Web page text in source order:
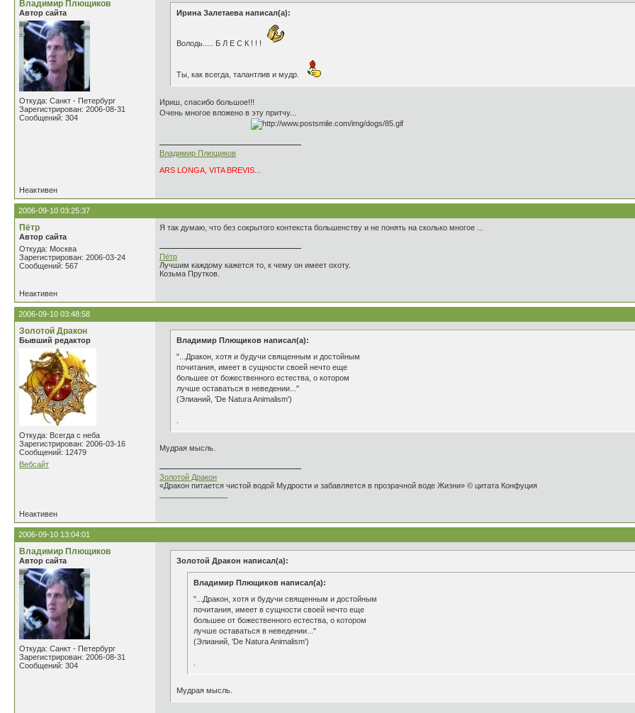
Владимир Плющиков
Автор сайта
Откуда: Санкт - Петербург
Зарегистрирован: 2006-08-31
Сообщений: 304
Ирина Залетаева написал(а):
Володь..... Б Л Е С К ! ! !
Ты, как всегда, талантлив и мудр.
Ириш, спасибо большое!!!
Очень многое вложено в эту притчу...
Владимир Плющиков
ARS LONGA, VITA BREVIS...
Неактивен
2006-09-10 03:25:37
Пётр
Автор сайта
Откуда: Москва
Зарегистрирован: 2006-03-24
Сообщений: 567
Я так думаю, что без сокрытого контекста большенству и не понять на сколько многое ...
Пётр
Лучшим каждому кажется то, к чему он имеет охоту.
Козьма Прутков.
Неактивен
2006-09-10 03:48:58
Золотой Дракон
Бывший редактор
Откуда: Всегда с неба
Зарегистрирован: 2006-03-16
Сообщений: 12479
Вебсайт
Владимир Плющиков написал(а):
"...Дракон, хотя и будучи священным и достойным
почитания, имеет в сущности своей нечто еще
большее от божественного естества, о котором
лучше оставаться в неведении..."
(Элианий, 'De Natura Animalism')
Мудрая мысль.
Золотой Дракон
«Дракон питается чистой водой Мудрости и забавляется в прозрачной воде Жизни» © цитата Конфуция
Неактивен
2006-09-10 13:04:01
Владимир Плющиков
Автор сайта
Откуда: Санкт - Петербург
Зарегистрирован: 2006-08-31
Сообщений: 304
Золотой Дракон написал(а):
Владимир Плющиков написал(а):
"...Дракон, хотя и будучи священным и достойным
почитания, имеет в сущности своей нечто еще
большее от божественного естества, о котором
лучше оставаться в неведении..."
(Элианий, 'De Natura Animalism')
Мудрая мысль.